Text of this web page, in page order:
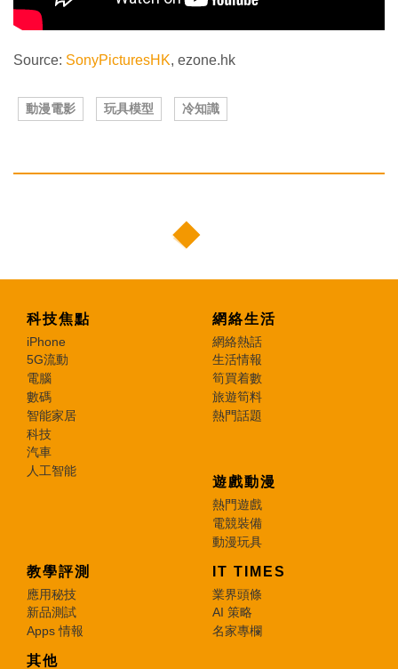
Source: SonyPicturesHK, ezone.hk
動漫電影 玩具模型 冷知識
科技焦點
iPhone
5G流動
電腦
數碼
智能家居
科技
汽車
人工智能
網絡生活
網絡熱話
生活情報
筍買着數
旅遊筍料
熱門話題
遊戲動漫
熱門遊戲
電競裝備
動漫玩具
教學評測
應用秘技
新品測試
Apps 情報
IT TIMES
業界頭條
AI 策略
名家專欄
其他